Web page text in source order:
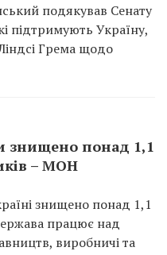
подякував Сенату
підтримують Україну,
Грема щодо
знищено понад 1,1
– МОН
знищено понад 1,1
працює над
виробничі та